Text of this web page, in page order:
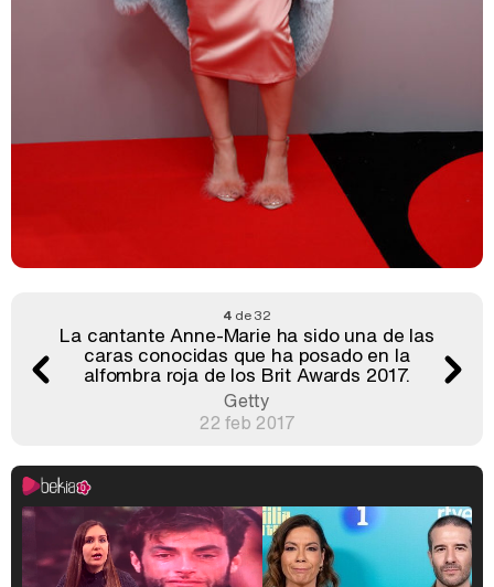
4de 32
La cantante Anne-Marie ha sido una de las
caras conocidas que ha posado en la
alfombra roja de los Brit Awards 2017.
Getty
22 feb 2017